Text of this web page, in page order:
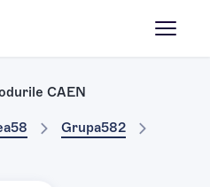
CAEN
58 Grupa582